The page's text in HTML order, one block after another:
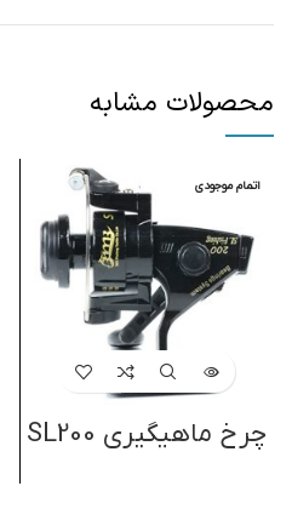
محصولات مشابه
اتمام موجودی
چرخ ماهیگیری SL200